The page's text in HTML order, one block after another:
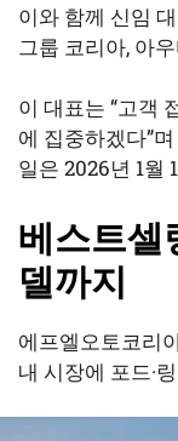
이와 함께 신임
그룹 코리아, 아
이 대표는 “고객
에 집중하겠다”
일은 2026년 1월
베스트셀
델까지
에프엘오토코리
내 시장에 포드·